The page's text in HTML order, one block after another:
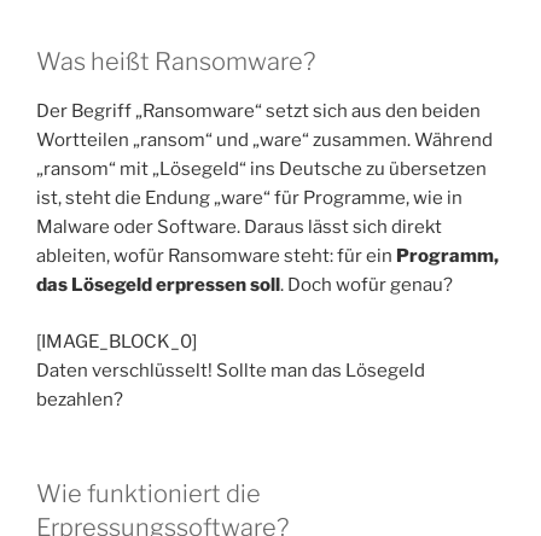
Was heißt Ransomware?
Der Begriff „Ransomware“ setzt sich aus den beiden
Wortteilen „ransom“ und „ware“ zusammen. Während
„ransom“ mit „Lösegeld“ ins Deutsche zu übersetzen
ist, steht die Endung „ware“ für Programme, wie in
Malware oder Software. Daraus lässt sich direkt
ableiten, wofür Ransomware steht: für ein Programm,
das Lösegeld erpressen soll . Doch wofür genau?
[IMAGE_BLOCK_0]
Daten verschlüsselt! Sollte man das Lösegeld
bezahlen?
Wie funktioniert die
Erpressungssoftware?